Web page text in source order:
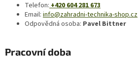
Telefon:+420 604 281 673
Email: info@zahradni-technika-shop.cz
Odpovědná osoba: Pavel Bittner
Pracovní doba